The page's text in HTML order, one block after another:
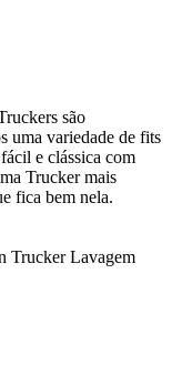
são
uma variedade de fits
e clássica com
Trucker mais
fica bem nela.
Trucker Lavagem